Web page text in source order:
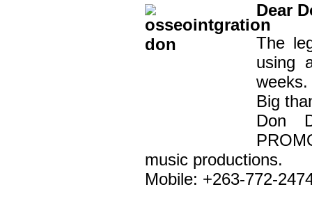
Dear
The
using
weeks.
Big
Don
music productions.
Mobile: +263-772-